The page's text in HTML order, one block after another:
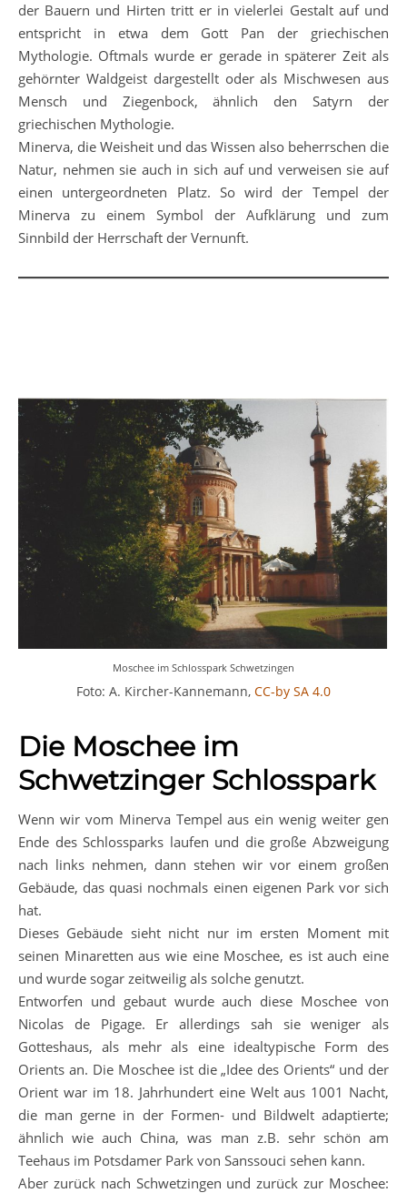
der Bauern und Hirten tritt er in vielerlei Gestalt auf und
entspricht in etwa dem Gott Pan der griechischen
Mythologie. Oftmals wurde er gerade in späterer Zeit als
gehörnter Waldgeist dargestellt oder als Mischwesen aus
Mensch und Ziegenbock, ähnlich den Satyrn der
griechischen Mythologie.
Minerva, die Weisheit und das Wissen also beherrschen die
Natur, nehmen sie auch in sich auf und verweisen sie auf
einen untergeordneten Platz. So wird der Tempel der
Minerva zu einem Symbol der Aufklärung und zum
Sinnbild der Herrschaft der Vernunft.
Moschee im Schlosspark Schwetzingen
Foto: A. Kircher-Kannemann, CC-by SA 4.0
Die Moschee im
Schwetzinger Schlosspark
Wenn wir vom Minerva Tempel aus ein wenig weiter gen
Ende des Schlossparks laufen und die große Abzweigung
nach links nehmen, dann stehen wir vor einem großen
Gebäude, das quasi nochmals einen eigenen Park vor sich
hat.
Dieses Gebäude sieht nicht nur im ersten Moment mit
seinen Minaretten aus wie eine Moschee, es ist auch eine
und wurde sogar zeitweilig als solche genutzt.
Entworfen und gebaut wurde auch diese Moschee von
Nicolas de Pigage. Er allerdings sah sie weniger als
Gotteshaus, als mehr als eine idealtypische Form des
Orients an. Die Moschee ist die „Idee des Orients“ und der
Orient war im 18. Jahrhundert eine Welt aus 1001 Nacht,
die man gerne in der Formen- und Bildwelt adaptierte;
ähnlich wie auch China, was man z.B. sehr schön am
Teehaus im Potsdamer Park von Sanssouci sehen kann.
Aber zurück nach Schwetzingen und zurück zur Moschee: